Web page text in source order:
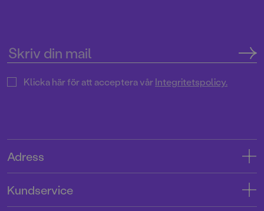
Klicka här för att acceptera vårIntegritetspolicy.
Adress
Kundservice